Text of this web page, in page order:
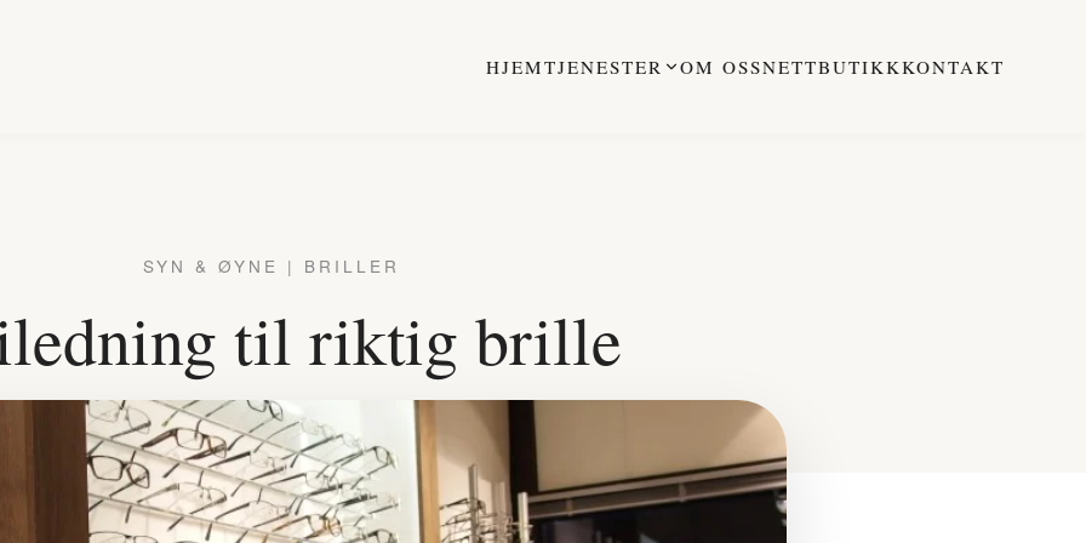
HJEMTJENESTER OM OSSNETTBUTIKKKONTAKT
SYN & ØYNE | BRILLER
til riktig brille